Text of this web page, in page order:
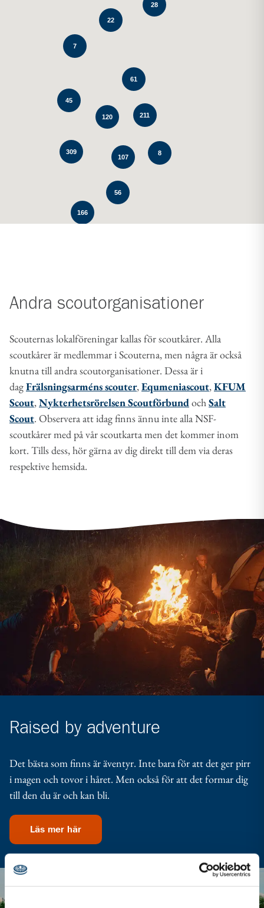
211
120
28
309
166
107
61
22
45
56
8
7
Andra scoutorganisationer
Scouternas lokalföreningar kallas för scoutkårer. Alla
scoutkårer är medlemmar i Scouterna, men några är också
knutna till andra scoutorganisationer. Dessa är i
dagFrälsningsarméns scouter,Equmeniascout,KFUM
Scout,Nykterhetsrörelsen ScoutförbundochSalt
Scout. Observera att idag finns ännu inte alla NSF-
scoutkårer med på vår scoutkarta men det kommer inom
kort. Tills dess, hör gärna av dig direkt till dem via deras
respektive hemsida.
Raised by adventure
Det bästa som finns är äventyr. Inte bara för att det ger pirr
i magen och tovor i håret. Men också för att det formar dig
till den du är och kan bli.
Läs mer här